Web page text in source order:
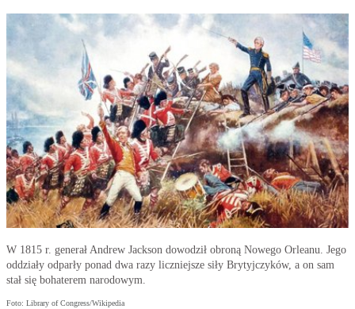
W 1815 r. generał Andrew Jackson dowodził obroną Nowego Orleanu. Jego
oddziały odparły ponad dwa razy liczniejsze siły Brytyjczyków, a on sam
stał się bohaterem narodowym.
Foto: Library of Congress/Wikipedia